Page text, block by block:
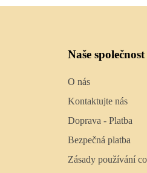
Naše společnost
O nás
Kontaktujte nás
Doprava - Platba
Bezpečná platba
Zásady používání